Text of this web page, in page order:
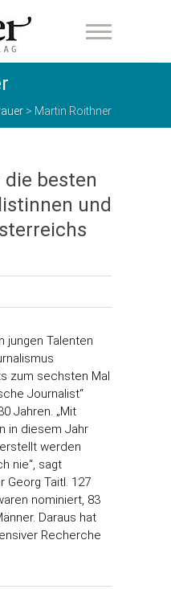
> Martin Roithner
die besten
und
jungen Talenten
zum sechsten Mal
Journalist“
Jahren. „Mit
in diesem Jahr
werden
nie“, sagt
Georg Taitl. 127
nominiert, 83
Daraus hat
Recherche